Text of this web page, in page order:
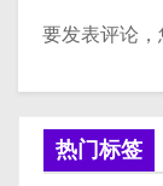
要发表评论
热门标签